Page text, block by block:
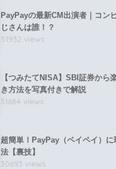
PayPayの最新CM出演者｜コン
じさんは誰！？
51932 views
【つみたてNISA】SBI証券から
き方法を写真付きで解説
31684 views
超簡単！PayPay（ペイペイ）
法【裏技】
30693 views